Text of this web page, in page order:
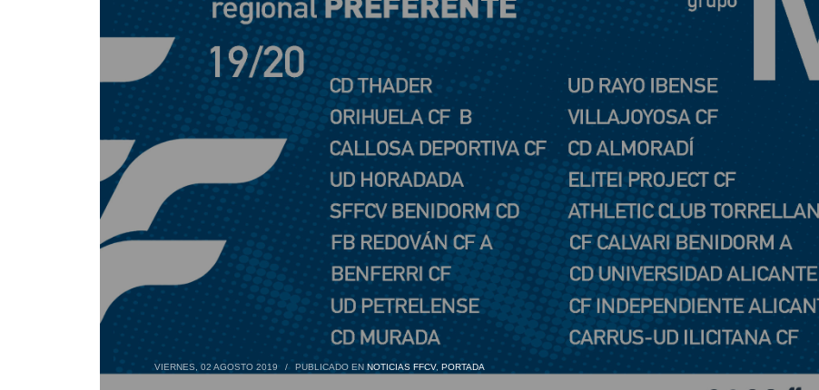
VIERNES, 02 AGOSTO 2019 / PUBLICADO EN NOTICIAS FFCV, PORTADA